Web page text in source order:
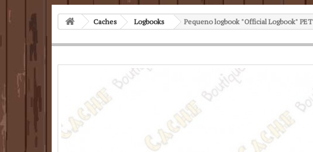
Caches Logbooks Pequeno logbook "Official Logbook" PET